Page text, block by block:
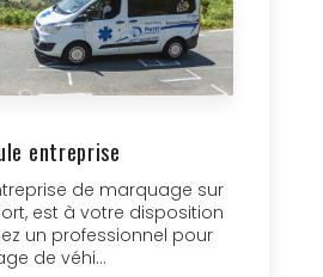
entreprise
de marquage sur
est à votre disposition
un professionnel pour
de véhi...